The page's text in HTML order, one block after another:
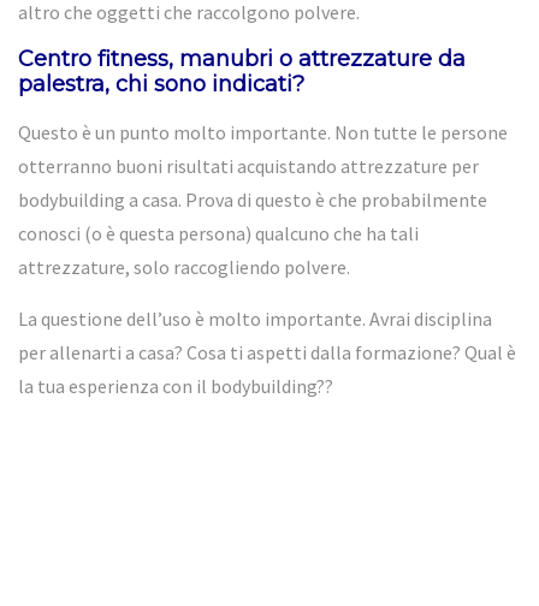
altro che oggetti che raccolgono polvere.
Centro fitness, manubri o attrezzature da
palestra, chi sono indicati?
Questo è un punto molto importante. Non tutte le persone
otterranno buoni risultati acquistando attrezzature per
bodybuilding a casa. Prova di questo è che probabilmente
conosci (o è questa persona) qualcuno che ha tali
attrezzature, solo raccogliendo polvere.
La questione dell’uso è molto importante. Avrai disciplina
per allenarti a casa? Cosa ti aspetti dalla formazione? Qual è
la tua esperienza con il bodybuilding??